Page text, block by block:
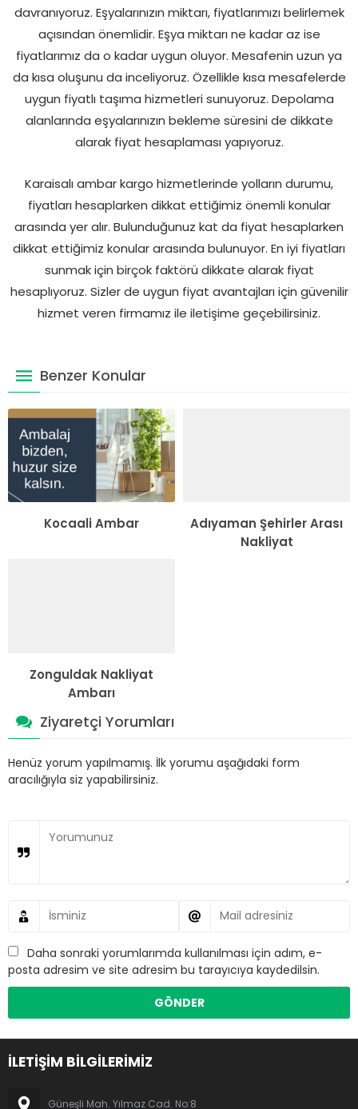
davranıyoruz. Eşyalarınızın miktarı, fiyatlarımızı belirlemek
açısından önemlidir. Eşya miktarı ne kadar az ise
fiyatlarımız da o kadar uygun oluyor. Mesafenin uzun ya
da kısa oluşunu da inceliyoruz. Özellikle kısa mesafelerde
uygun fiyatlı taşıma hizmetleri sunuyoruz. Depolama
alanlarında eşyalarınızın bekleme süresini de dikkate
alarak fiyat hesaplaması yapıyoruz.
Karaisalı ambar kargo hizmetlerinde yolların durumu,
fiyatları hesaplarken dikkat ettiğimiz önemli konular
arasında yer alır. Bulunduğunuz kat da fiyat hesaplarken
dikkat ettiğimiz konular arasında bulunuyor. En iyi fiyatları
sunmak için birçok faktörü dikkate alarak fiyat
hesaplıyoruz. Sizler de uygun fiyat avantajları için güvenilir
hizmet veren firmamız ile iletişime geçebilirsiniz.
Benzer Konular
Kocaali Ambar
Adıyaman Şehirler Arası
Nakliyat
Zonguldak Nakliyat
Ambarı
Ziyaretçi Yorumları
Henüz yorum yapılmamış. İlk yorumu aşağıdaki form
aracılığıyla siz yapabilirsiniz.
Daha sonraki yorumlarımda kullanılması için adım, e-
posta adresim ve site adresim bu tarayıcıya kaydedilsin.
İLETİŞİM BİLGİLERİMİZ
Güneşli Mah. Yılmaz Cad. No:8